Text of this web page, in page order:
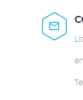

